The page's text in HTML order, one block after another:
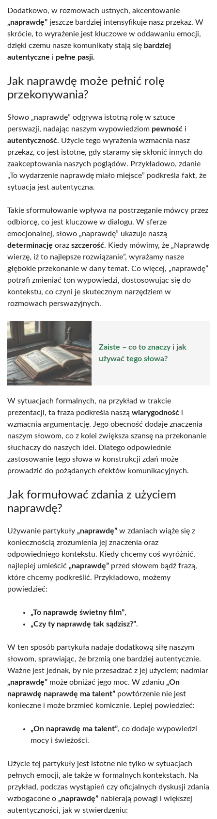
Dodatkowo, w rozmowach ustnych, akcentowanie
„naprawdę” jeszcze bardziej intensyfikuje nasz przekaz. W
skrócie, to wyrażenie jest kluczowe w oddawaniu emocji,
dzięki czemu nasze komunikaty stają się bardziej
autentyczne i pełne pasji.
Jak naprawdę może pełnić rolę
przekonywania?
Słowo „naprawdę” odgrywa istotną rolę w sztuce
perswazji, nadając naszym wypowiedziom pewność i
autentyczność. Użycie tego wyrażenia wzmacnia nasz
przekaz, co jest istotne, gdy staramy się skłonić innych do
zaakceptowania naszych poglądów. Przykładowo, zdanie
„To wydarzenie naprawdę miało miejsce” podkreśla fakt, że
sytuacja jest autentyczna.
Takie sformułowanie wpływa na postrzeganie mówcy przez
odbiorcę, co jest kluczowe w dialogu. W sferze
emocjonalnej, słowo „naprawdę” ukazuje naszą
determinację oraz szczerość. Kiedy mówimy, że „Naprawdę
wierzę, iż to najlepsze rozwiązanie”, wyrażamy nasze
głębokie przekonanie w dany temat. Co więcej, „naprawdę”
potrafi zmieniać ton wypowiedzi, dostosowując się do
kontekstu, co czyni je skutecznym narzędziem w
rozmowach perswazyjnych.
Zaiste – co to znaczy i jak
używać tego słowa?
W sytuacjach formalnych, na przykład w trakcie
prezentacji, ta fraza podkreśla naszą wiarygodność i
wzmacnia argumentację. Jego obecność dodaje znaczenia
naszym słowom, co z kolei zwiększa szansę na przekonanie
słuchaczy do naszych idei. Dlatego odpowiednie
zastosowanie tego słowa w konstrukcji zdań może
prowadzić do pożądanych efektów komunikacyjnych.
Jak formułować zdania z użyciem
naprawdę?
Używanie partykuły „naprawdę” w zdaniach wiąże się z
koniecznością zrozumienia jej znaczenia oraz
odpowiedniego kontekstu. Kiedy chcemy coś wyróżnić,
najlepiej umieścić „naprawdę” przed słowem bądź frazą,
które chcemy podkreślić. Przykładowo, możemy
powiedzieć:
„To naprawdę świetny film”,
„Czy ty naprawdę tak sądzisz?”.
W ten sposób partykuła nadaje dodatkową siłę naszym
słowom, sprawiając, że brzmią one bardziej autentycznie.
Ważne jest jednak, by nie przesadzać z jej użyciem; nadmiar
„naprawdę” może obniżać jego moc. W zdaniu „On
naprawdę naprawdę ma talent” powtórzenie nie jest
konieczne i może brzmieć komicznie. Lepiej powiedzieć:
„On naprawdę ma talent”, co dodaje wypowiedzi
mocy i świeżości.
Użycie tej partykuły jest istotne nie tylko w sytuacjach
pełnych emocji, ale także w formalnych kontekstach. Na
przykład, podczas wystąpień czy oficjalnych dyskusji zdania
wzbogacone o „naprawdę” nabierają powagi i większej
autentyczności, jak w stwierdzeniu: